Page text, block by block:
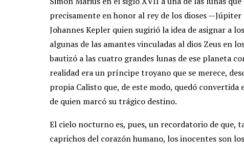
precisamente en honor al rey de los dioses
Johannes Kepler quien sugirió la idea de asignar a
algunas de las amantes vinculadas al dios Zeus en
bautizó a las cuatro grandes lunas de ese planeta
realidad era un príncipe troyano que se merece,
propia Calisto que, de este modo, quedó
de quien marcó su trágico destino.
El cielo nocturno es, pues, un recordatorio de que,
caprichos del corazón humano, los inocentes son